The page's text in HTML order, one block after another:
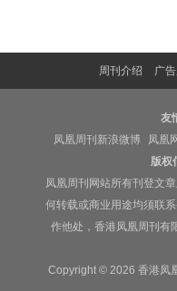
周刊介绍 广
友
凤凰周刊新浪微博
凤凰
版权
凤凰周刊网站所有刊登文
何转载或商业用途均须联
作他处，香港凤凰周刊有
Copyright © 2026 香港凤